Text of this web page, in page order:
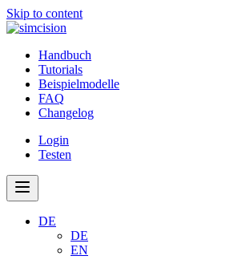
Skip to content
Handbuch
Tutorials
Beispielmodelle
FAQ
Changelog
Login
Testen
DE
DE
EN